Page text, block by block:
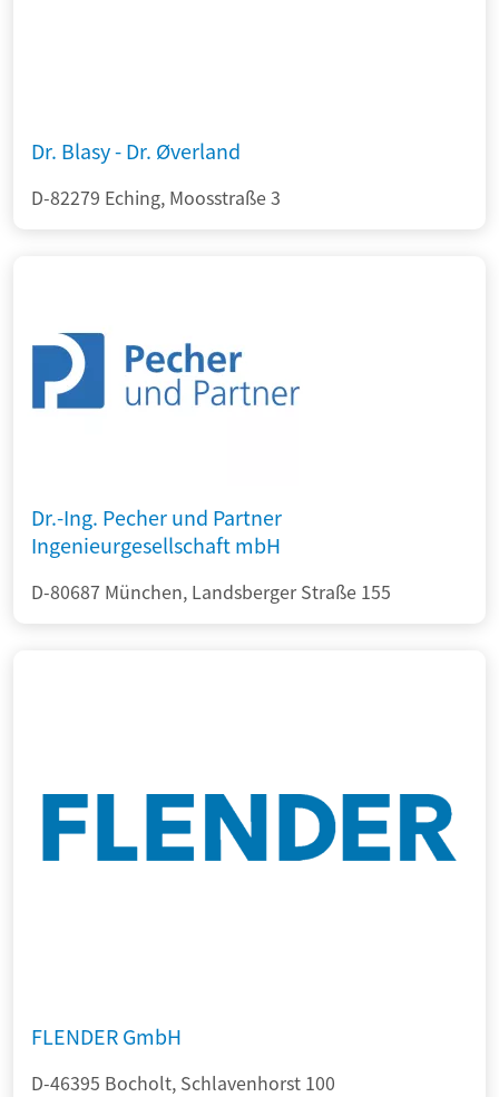
Dr. Blasy - Dr. Øverland
D-82279 Eching, Moosstraße 3
Dr.-Ing. Pecher und Partner
Ingenieurgesellschaft mbH
D-80687 München, Landsberger Straße 155
FLENDER GmbH
D-46395 Bocholt, Schlavenhorst 100